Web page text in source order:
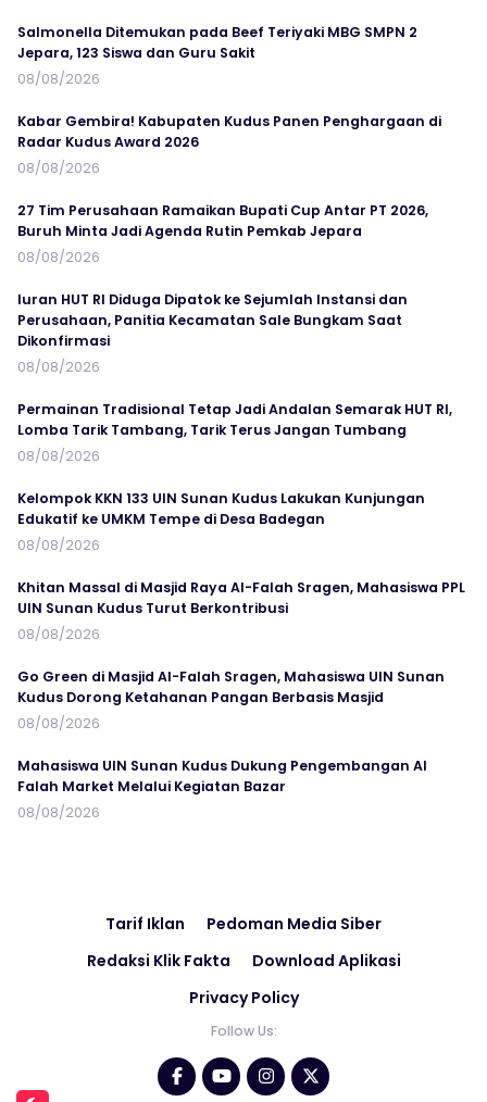
Salmonella Ditemukan pada Beef Teriyaki MBG SMPN 2
Jepara, 123 Siswa dan Guru Sakit
08/08/2026
Kabar Gembira! Kabupaten Kudus Panen Penghargaan di
Radar Kudus Award 2026
08/08/2026
27 Tim Perusahaan Ramaikan Bupati Cup Antar PT 2026,
Buruh Minta Jadi Agenda Rutin Pemkab Jepara
08/08/2026
Iuran HUT RI Diduga Dipatok ke Sejumlah Instansi dan
Perusahaan, Panitia Kecamatan Sale Bungkam Saat
Dikonfirmasi
08/08/2026
Permainan Tradisional Tetap Jadi Andalan Semarak HUT RI,
Lomba Tarik Tambang, Tarik Terus Jangan Tumbang
08/08/2026
Kelompok KKN 133 UIN Sunan Kudus Lakukan Kunjungan
Edukatif ke UMKM Tempe di Desa Badegan
08/08/2026
Khitan Massal di Masjid Raya Al-Falah Sragen, Mahasiswa PPL
UIN Sunan Kudus Turut Berkontribusi
08/08/2026
Go Green di Masjid Al-Falah Sragen, Mahasiswa UIN Sunan
Kudus Dorong Ketahanan Pangan Berbasis Masjid
08/08/2026
Mahasiswa UIN Sunan Kudus Dukung Pengembangan Al
Falah Market Melalui Kegiatan Bazar
08/08/2026
Tarif Iklan
Pedoman Media Siber
Redaksi Klik Fakta
Download Aplikasi
Privacy Policy
Follow Us: